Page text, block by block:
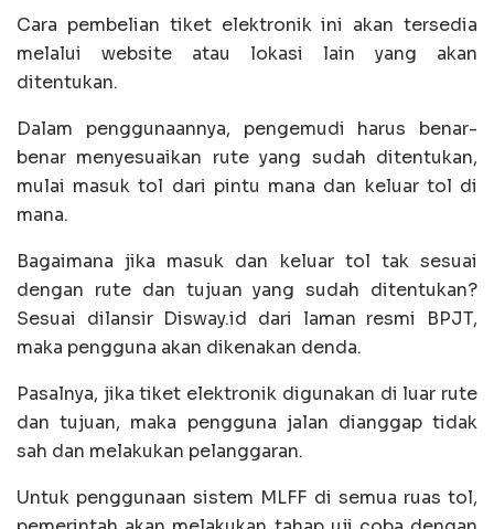
Cara pembelian tiket elektronik ini akan tersedia
melalui website atau lokasi lain yang akan
ditentukan.
Dalam penggunaannya, pengemudi harus benar-
benar menyesuaikan rute yang sudah ditentukan,
mulai masuk tol dari pintu mana dan keluar tol di
mana.
Bagaimana jika masuk dan keluar tol tak sesuai
dengan rute dan tujuan yang sudah ditentukan?
Sesuai dilansir Disway.id dari laman resmi BPJT,
maka pengguna akan dikenakan denda.
Pasalnya, jika tiket elektronik digunakan di luar rute
dan tujuan, maka pengguna jalan dianggap tidak
sah dan melakukan pelanggaran.
Untuk penggunaan sistem MLFF di semua ruas tol,